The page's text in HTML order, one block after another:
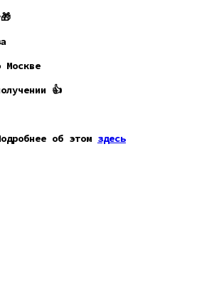
Москве
👍
об этом здесь